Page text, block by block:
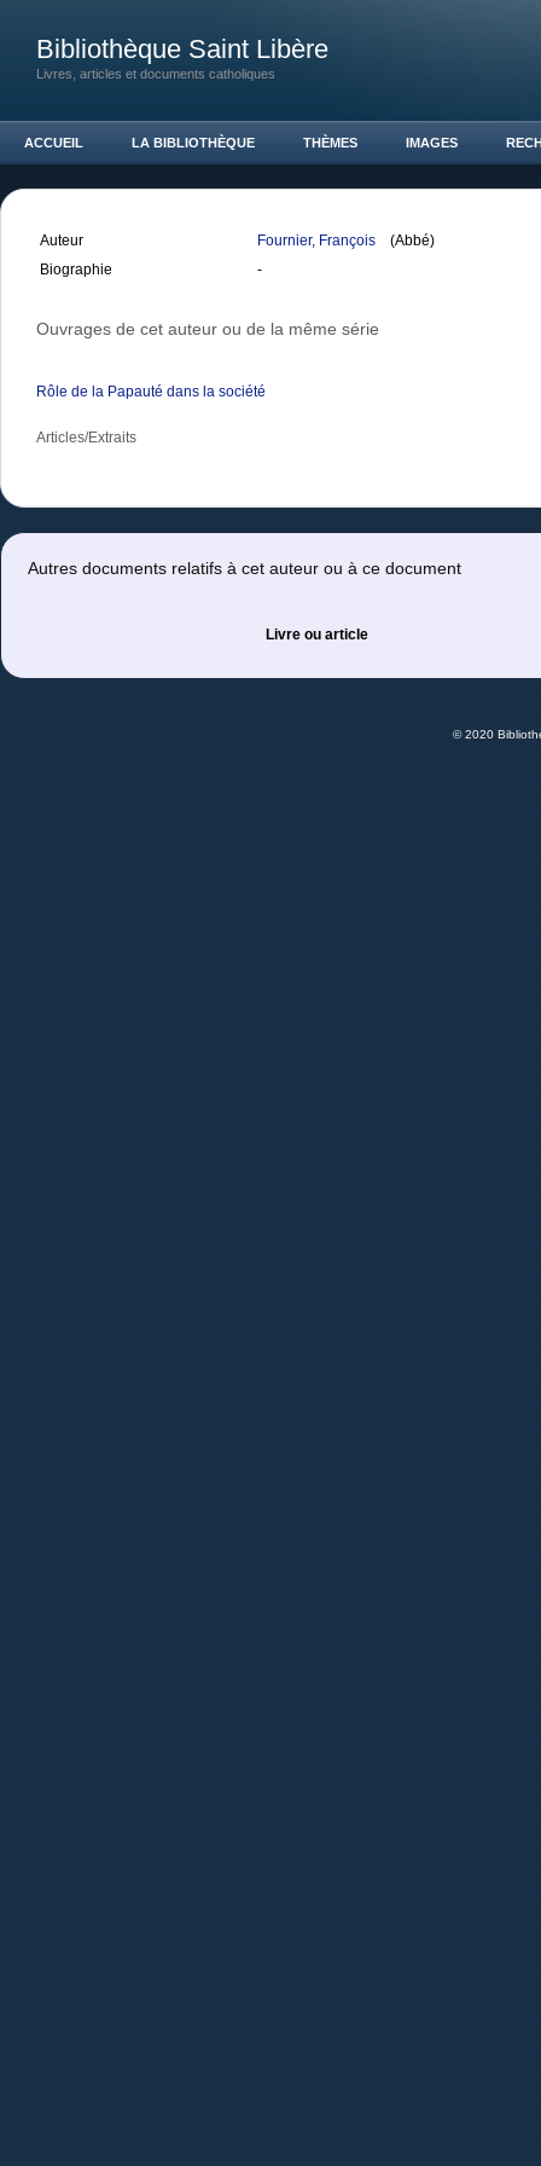
Bibliothèque Saint Libère
Livres, articles et documents catholiques
ACCUEIL LA BIBLIOTHÈQUE THÈMES IMAGES
Auteur Fournier, François
(Abbé)
Biographie
-
Ouvrages de cet auteur ou de la même série
Rôle de la Papauté dans la société
Articles/Extraits
Autres documents relatifs à cet auteur ou à ce document
Livre ou article
© 2020